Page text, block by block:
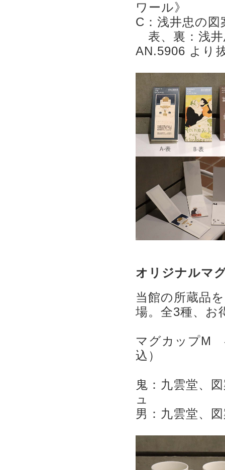
ワール》
C：浅井忠の図
表、裏：浅井
AN.5906 より
オリジナルマ
当館の所蔵品
場。全3種、お
マグカップM
込）
鬼：九雲堂、
ュ
男：九雲堂、